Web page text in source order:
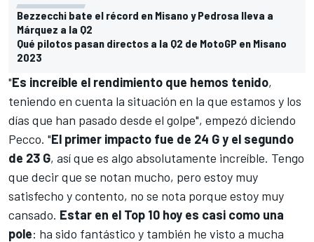
Bezzecchi bate el récord en Misano y Pedrosa lleva a
Márquez a la Q2
Qué pilotos pasan directos a la Q2 de MotoGP en Misano
2023
"Es increíble el rendimiento que hemos tenido,
teniendo en cuenta la situación en la que estamos y los
días que han pasado desde el golpe", empezó diciendo
Pecco. "El primer impacto fue de 24 G y el segundo
de 23 G, así que es algo absolutamente increíble. Tengo
que decir que se notan mucho, pero estoy muy
satisfecho y contento, no se nota porque estoy muy
cansado. Estar en el Top 10 hoy es casi como una
pole: ha sido fantástico y también he visto a mucha